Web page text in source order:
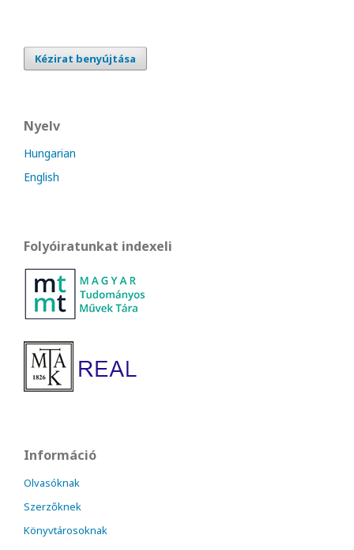
Kézirat benyújtása
Nyelv
Hungarian
English
Folyóiratunkat indexeli
Információ
Olvasóknak
Szerzőknek
Könyvtárosoknak